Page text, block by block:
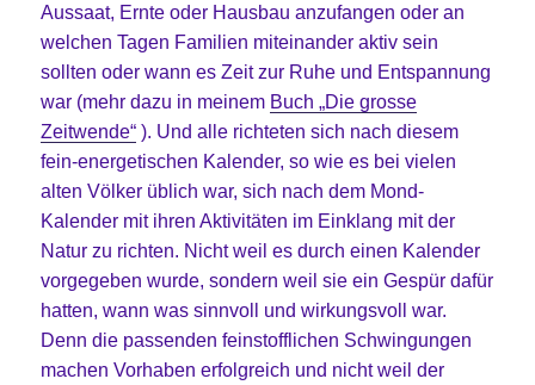
Aussaat, Ernte oder Hausbau anzufangen oder an
welchen Tagen Familien miteinander aktiv sein
sollten oder wann es Zeit zur Ruhe und Entspannung
war (mehr dazu in meinem Buch „Die grosse
Zeitwende“ ). Und alle richteten sich nach diesem
fein-energetischen Kalender, so wie es bei vielen
alten Völker üblich war, sich nach dem Mond-
Kalender mit ihren Aktivitäten im Einklang mit der
Natur zu richten. Nicht weil es durch einen Kalender
vorgegeben wurde, sondern weil sie ein Gespür dafür
hatten, wann was sinnvoll und wirkungsvoll war.
Denn die passenden feinstofflichen Schwingungen
machen Vorhaben erfolgreich und nicht weil der